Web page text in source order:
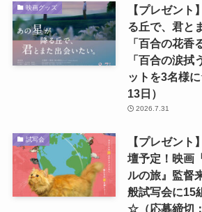
映画グッズ
【プレゼント
る丘で、君と
「百合の花香
「百合の涙拭
ットを3名様
13日）
2026.7.31
試写会
【プレゼント
壇予定！映画
ルの旅』監督
般試写会に15
☆（応募締切